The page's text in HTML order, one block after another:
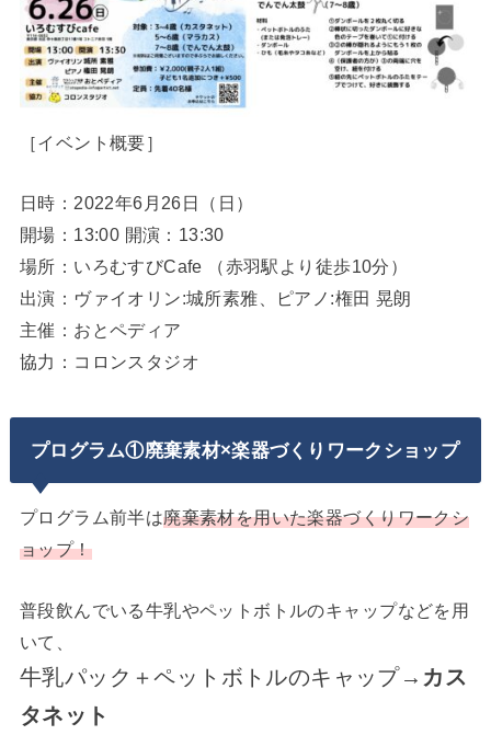
［イベント概要］
日時：2022年6月26日（日）
開場：13:00 開演：13:30
場所：いろむすびCafe （赤羽駅より徒歩10分）
出演：ヴァイオリン:城所素雅、ピアノ:権田 晃朗
主催：おとペディア
協力：コロンスタジオ
プログラム①廃棄素材×楽器づくりワークショップ
プログラム前半は廃棄素材を用いた楽器づくりワークシ
ョップ！
普段飲んでいる牛乳やペットボトルのキャップなどを用
いて、
牛乳パック＋ペットボトルのキャップ→ カス
タネット